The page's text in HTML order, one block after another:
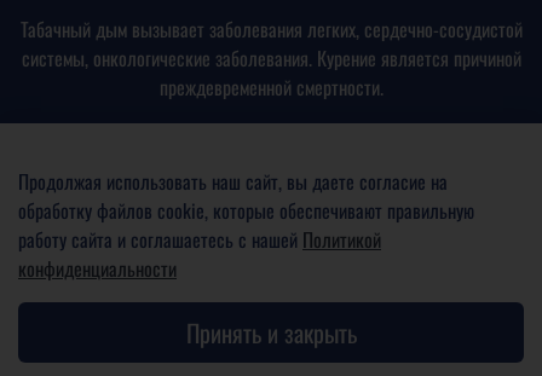
Табачный дым вызывает заболевания легких, сердечно-сосудистой
системы, онкологические заболевания. Курение является причиной
преждевременной смертности.
окружающего табачного дыма, последствий потребления табака
или потребления никотинсодержащей продукции»
ПРОДАЖА ТАБАЧНОЙ ПРОДУКЦИИ НЕСОВЕРШЕННОЛЕТНИМ
ЗАПРЕЩЕНА И ВЛЕЧЕТ АДМИНИСТРАТИВНУЮ ОТВЕТСТВЕННОСТЬ
(ст. 14.53 КоАП РФ)
Продолжая использовать наш сайт, вы даете согласие на
обработку файлов cookie, которые обеспечивают правильную
работу сайта и соглашаетесь с нашей Политикой
конфиденциальности
Принять и закрыть